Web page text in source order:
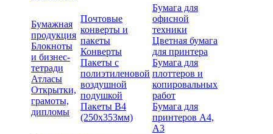
Бумажная
продукция
Блокноты
и бизнес-
тетради
Атласы
Открытки,
грамоты,
дипломы
Почтовые
конверты и
пакеты
Конверты
Пакеты с
полиэтиленовой
воздушной
подушкой
Пакеты В4
(250х353мм)
Бумага для
офисной
техники
Цветная бумага
для принтера
Бумага для
плоттеров и
копировальных
работ
Бумага для
принтеров А4,
А3